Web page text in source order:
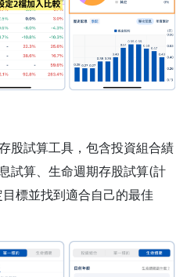
股試算工具，包含投資組合績
試算、生命週期存股試算(計
標並找到適合自己的最佳